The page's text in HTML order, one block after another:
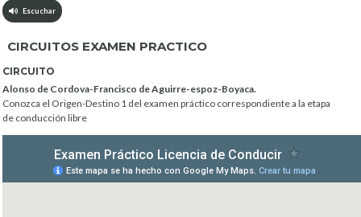
Escuchar
CIRCUITOS EXAMEN PRACTICO
CIRCUITO
Alonso de Cordova-Francisco de Aguirre-espoz-Boyaca.
Conozca el Origen-Destino 1 del examen práctico correspondiente a la etapa
de conducción libre